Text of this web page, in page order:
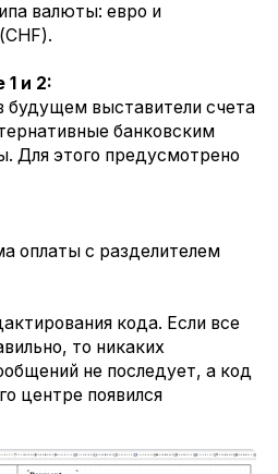
валюты: евро и
и 2:
будущем выставители счета
банковским
Для этого предусмотрено
оплаты с разделителем
кода. Если все
то никаких
не последует, а код
центре появился